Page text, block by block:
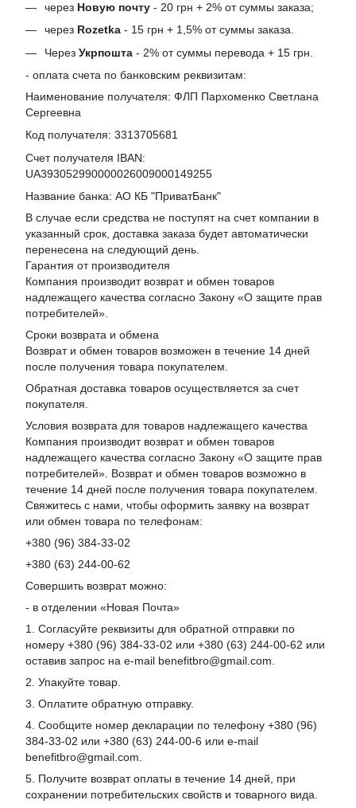
через Новую почту - 20 грн + 2% от суммы заказа;
через Rozetka - 15 грн + 1,5% от суммы заказа.
Через Укрпошта - 2% от суммы перевода + 15 грн.
- оплата счета по банковским реквизитам:
Наименование получателя: ФЛП Пархоменко Светлана
Сергеевна
Код получателя: 3313705681
Счет получателя IBAN:
UA393052990000026009000149255
Название банка: АО КБ "ПриватБанк"
В случае если средства не поступят на счет компании в
указанный срок, доставка заказа будет автоматически
перенесена на следующий день.
Гарантия от производителя
Компания производит возврат и обмен товаров
надлежащего качества согласно Закону «О защите прав
потребителей».
Сроки возврата и обмена
Возврат и обмен товаров возможен в течение 14 дней
после получения товара покупателем.
Обратная доставка товаров осуществляется за счет
покупателя.
Условия возврата для товаров надлежащего качества
Компания производит возврат и обмен товаров
надлежащего качества согласно Закону «О защите прав
потребителей». Возврат и обмен товаров возможно в
течение 14 дней после получения товара покупателем.
Свяжитесь с нами, чтобы оформить заявку на возврат
или обмен товара по телефонам:
+380 (96) 384-33-02
+380 (63) 244-00-62
Совершить возврат можно:
- в отделении «Новая Почта»
1. Согласуйте реквизиты для обратной отправки по
номеру +380 (96) 384-33-02 или +380 (63) 244-00-62 или
оставив запрос на e-mail benefitbro@gmail.com.
2. Упакуйте товар.
3. Оплатите обратную отправку.
4. Сообщите номер декларации по телефону +380 (96)
384-33-02 или +380 (63) 244-00-6 или e-mail
benefitbro@gmail.com.
5. Получите возврат оплаты в течение 14 дней, при
сохранении потребительских свойств и товарного вида.